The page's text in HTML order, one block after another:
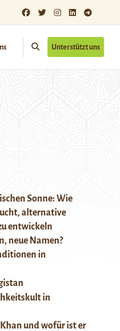
Unterstützt uns
Sonne: Wie
alternative
entwickeln
neue Namen?
in
in
und wofür ist er